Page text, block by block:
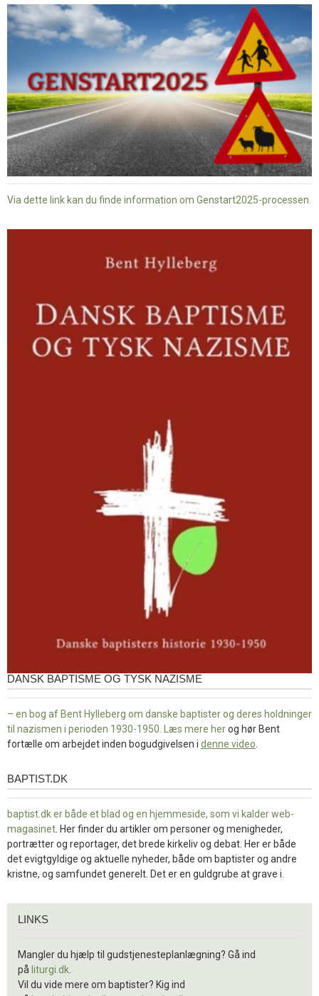
Via dette link kan du finde information om Genstart2025-processen.
DANSK BAPTISME OG TYSK NAZISME
– en bog af Bent Hylleberg om danske baptister og deres holdninger
til nazismen i perioden 1930-1950. Læs mere herog hør Bent
fortælle om arbejdet inden bogudgivelsen i denne video
baptist.dk
BAPTIST.DK
baptist.dk er både et blad og en hjemmeside, som vi kalder web-
magasinet . Her finder du artikler om personer og menigheder,
portrætter og reportager, det brede kirkeliv og debat. Her er både
det evigtgyldige og aktuelle nyheder, både om baptister og andre
kristne, og samfundet generelt. Det er en guldgrube at grave i.
LINKS
Mangler du hjælp til gudstjenesteplanlægning? Gå ind
på liturgi.dk
Vil du vide mere om baptister? Kig ind